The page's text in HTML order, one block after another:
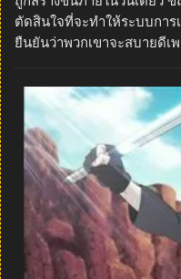
ตัดสินใจที่จะทำให้ระบบกา
ยืนยันว่าพวกเขาจะสบายดีเ